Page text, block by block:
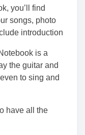
you’ll find
songs, photo
introduction
is a
the guitar and
to sing and
have all the